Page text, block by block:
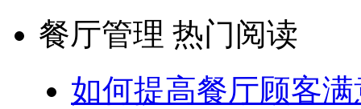
餐厅管理 热门阅读
如何提高餐厅顾客